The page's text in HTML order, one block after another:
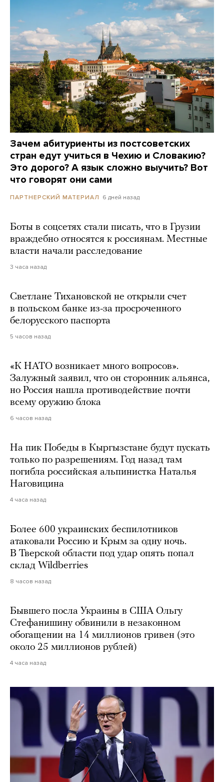
Зачем абитуриенты из постсоветских
стран едут учиться в Чехию и Словакию?
Это дорого? А язык сложно выучить? Вот
что говорят они сами
ПАРТНЕРСКИЙ МАТЕРИАЛ 6 дней назад
Боты в соцсетях стали писать, что в Грузии
враждебно относятся к россиянам. Местные
власти начали расследование
3 часа назад
Светлане Тихановской не открыли счет
в польском банке из-за просроченного
белорусского паспорта
5 часов назад
«К НАТО возникает много вопросов».
Залужный заявил, что он сторонник альянса,
но Россия нашла противодействие почти
всему оружию блока
6 часов назад
На пик Победы в Кыргызстане будут пускать
только по разрешениям. Год назад там
погибла российская альпинистка Наталья
Наговицина
4 часа назад
Более 600 украинских беспилотников
атаковали Россию и Крым за одну ночь.
В Тверской области под удар опять попал
склад Wildberries
8 часов назад
Бывшего посла Украины в США Ольгу
Стефанишину обвинили в незаконном
обогащении на 14 миллионов гривен (это
около 25 миллионов рублей)
4 часа назад